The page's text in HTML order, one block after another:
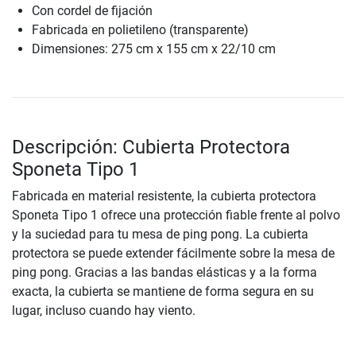
Con cordel de fijación
Fabricada en polietileno (transparente)
Dimensiones: 275 cm x 155 cm x 22/10 cm
Descripción: Cubierta Protectora
Sponeta Tipo 1
Fabricada en material resistente, la cubierta protectora
Sponeta Tipo 1 ofrece una protección fiable frente al polvo
y la suciedad para tu mesa de ping pong. La cubierta
protectora se puede extender fácilmente sobre la mesa de
ping pong. Gracias a las bandas elásticas y a la forma
exacta, la cubierta se mantiene de forma segura en su
lugar, incluso cuando hay viento.